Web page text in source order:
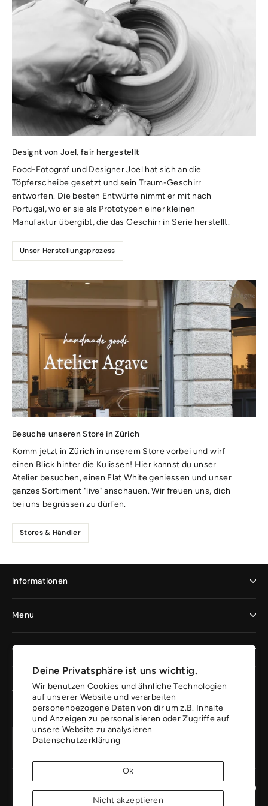
Deine Privatsphäre ist uns wichtig.
Wir benutzen Cookies und ähnliche Technologien
auf unserer Website und verarbeiten
personenbezogene Daten von dir um z.B. Inhalte
und Anzeigen zu personalisieren oder Zugriffe auf
unsere Website zu analysieren
Datenschutzerklärung
Ok
Nicht akzeptieren
Designt von Joel, fair hergestellt
Food-Fotograf und Designer Joel hat sich an die
Töpferscheibe gesetzt und sein Traum-Geschirr
entworfen. Die besten Entwürfe nimmt er mit nach
Portugal, wo er sie als Prototypen einer kleinen
Manufaktur übergibt, die das Geschirr in Serie herstellt.
Unser Herstellungsprozess
Besuche unseren Store in Zürich
Komm jetzt in Zürich in unserem Store vorbei und wirf
einen Blick hinter die Kulissen! Hier kannst du unser
Atelier besuchen, einen Flat White geniessen und unser
ganzes Sortiment "live" anschauen. Wir freuen uns, dich
bei uns begrüssen zu dürfen.
Stores & Händler
Informationen
Menu
Geschäftskunden
Jetzt registrieren und profitieren
Erhalte 10% auf deine erste Bestellung.
Adresse
erstellenKonto